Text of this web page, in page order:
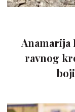
Anamarija
ravnog